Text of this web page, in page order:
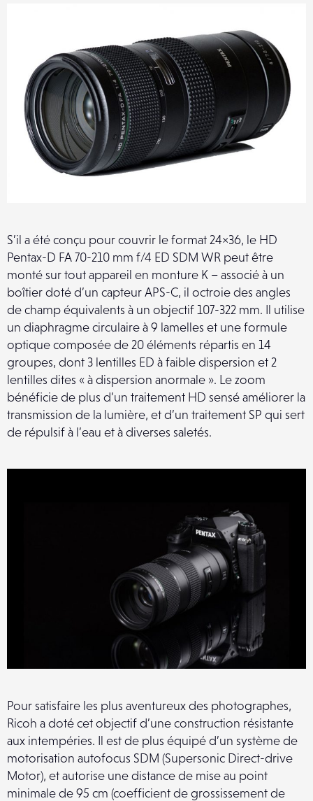
S’il a été conçu pour couvrir le format 24×36, le HD
Pentax-D FA 70-210 mm f/4 ED SDM WR peut être
monté sur tout appareil en monture K – associé à un
boîtier doté d’un capteur APS-C, il octroie des angles
de champ équivalents à un objectif 107-322 mm. Il utilise
un diaphragme circulaire à 9 lamelles et une formule
optique composée de 20 éléments répartis en 14
groupes, dont 3 lentilles ED à faible dispersion et 2
lentilles dites « à dispersion anormale ». Le zoom
bénéficie de plus d’un traitement HD sensé améliorer la
transmission de la lumière, et d’un traitement SP qui sert
de répulsif à l’eau et à diverses saletés.
Pour satisfaire les plus aventureux des photographes,
Ricoh a doté cet objectif d’une construction résistante
aux intempéries. Il est de plus équipé d’un système de
motorisation autofocus SDM (Supersonic Direct-drive
Motor), et autorise une distance de mise au point
minimale de 95 cm (coefficient de grossissement de